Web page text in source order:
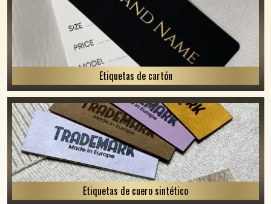
Etiquetas de cartón
Etiquetas de cuero sintético